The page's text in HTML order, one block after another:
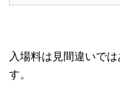
入場料は見間違いでは
す。